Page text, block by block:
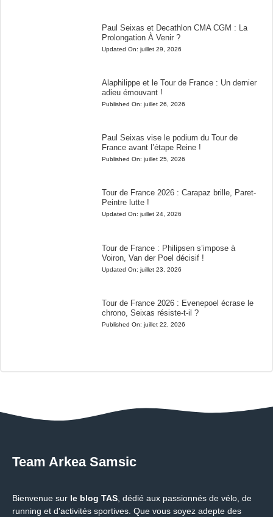
Paul Seixas et Decathlon CMA CGM : La
Prolongation À Venir ?
Updated On: juillet 29, 2026
Alaphilippe et le Tour de France : Un dernier
adieu émouvant !
Published On: juillet 26, 2026
Paul Seixas vise le podium du Tour de
France avant l’étape Reine !
Published On: juillet 25, 2026
Tour de France 2026 : Carapaz brille, Paret-
Peintre lutte !
Updated On: juillet 24, 2026
Tour de France : Philipsen s’impose à
Voiron, Van der Poel décisif !
Updated On: juillet 23, 2026
Tour de France 2026 : Evenepoel écrase le
chrono, Seixas résiste-t-il ?
Published On: juillet 22, 2026
Team Arkea Samsic
Bienvenue sur le blog TAS, dédié aux passionnés de vélo, de
running et d'activités sportives. Que vous soyez adepte des